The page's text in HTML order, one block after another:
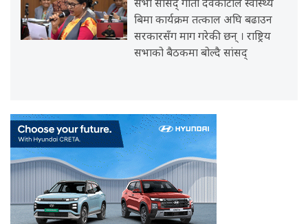
सभा सांसद् गीता देवकोटाले स्वास्थ्य
बिमा कार्यक्रम तत्काल अघि बढाउन
सरकारसँग माग गरेकी छन् । राष्ट्रिय
सभाको बैठकमा बोल्दै सांसद्